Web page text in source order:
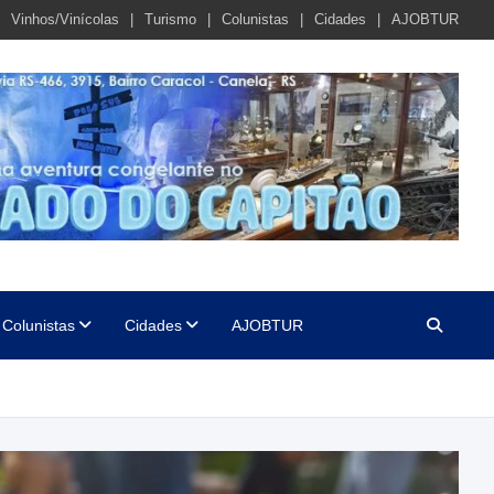
Vinhos/Vinícolas Turismo Colunistas Cidades AJOBTUR
Colunistas Cidades AJOBTUR